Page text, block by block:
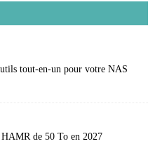
tout-en-un pour votre NAS
HAMR de 50 To en 2027